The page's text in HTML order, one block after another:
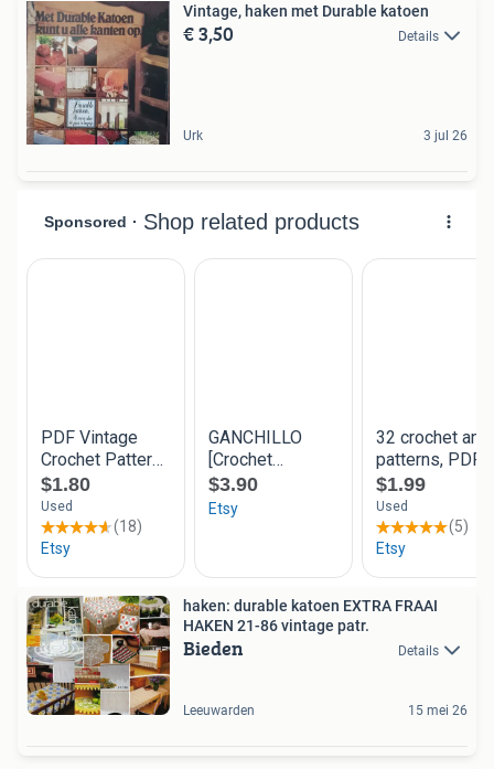
Vintage, haken met Durable katoen
€ 3,50 Details
Urk 3 jul 26
haken: durable katoen EXTRA FRAAI
HAKEN 21-86 vintage patr.
Bieden Details
Leeuwarden 15 mei 26